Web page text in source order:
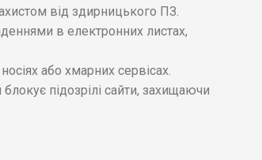
від здирницького ПЗ.
в електронних листах,
або хмарних сервісах.
підозрілі сайти, захищаючи